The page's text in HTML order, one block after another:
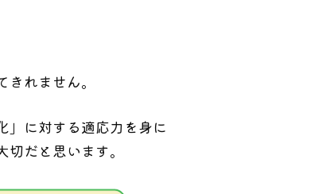
れません。
」に対する適応力を身に
だと思います。